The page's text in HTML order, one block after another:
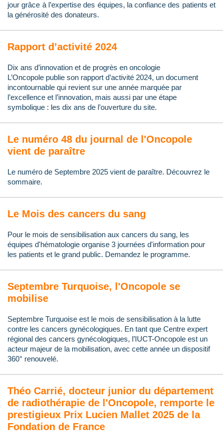
jour grâce à l’expertise des équipes, la confiance des patients et
la générosité des donateurs.
Rapport d’activité 2024
Dix ans d’innovation et de progrès en oncologie
L’Oncopole publie son rapport d’activité 2024, un document
incontournable qui revient sur une année marquée par
l’excellence et l’innovation, mais aussi par une étape
symbolique : les dix ans de l’ouverture du site.
Le numéro 48 du journal de l'Oncopole
vient de paraître
Le numéro de Septembre 2025 vient de paraître. Découvrez le
sommaire.
Le Mois des cancers du sang
Pour le mois de sensibilisation aux cancers du sang, les
équipes d'hématologie organise 3 journées d'information pour
les patients et le grand public. Demandez le programme.
Septembre Turquoise, l'Oncopole se
mobilise
Septembre Turquoise est le mois de sensibilisation à la lutte
contre les cancers gynécologiques. En tant que Centre expert
régional des cancers gynécologiques, l’IUCT-Oncopole est un
acteur majeur de la mobilisation, avec cette année un dispositif
360° renouvelé.
Théo Carrié, docteur junior du département
de radiothérapie de l'Oncopole, remporte le
prestigieux Prix Lucien Mallet 2025 de la
Fondation de France